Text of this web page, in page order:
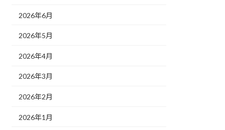
2026年6月
2026年5月
2026年4月
2026年3月
2026年2月
2026年1月